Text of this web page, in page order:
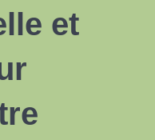
et